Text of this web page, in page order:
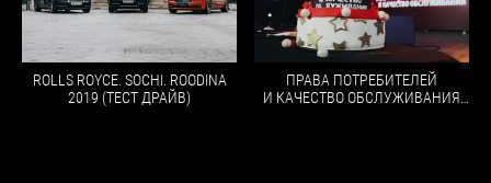
ROLLS ROYCE. SOCHI. ROODINA
2019 (ТЕСТ ДРАЙВ)
ПРАВА ПОТРЕБИТЕЛЕЙ
И КАЧЕСТВО ОБСЛУЖИВАНИЯ